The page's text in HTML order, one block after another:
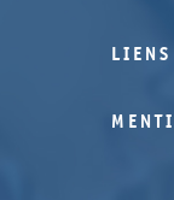
LIENS